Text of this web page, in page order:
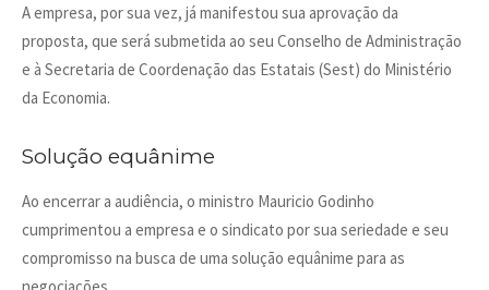
A empresa, por sua vez, já manifestou sua aprovação da
proposta, que será submetida ao seu Conselho de Administração
e à Secretaria de Coordenação das Estatais (Sest) do Ministério
da Economia.
Solução equânime
Ao encerrar a audiência, o ministro Mauricio Godinho
cumprimentou a empresa e o sindicato por sua seriedade e seu
compromisso na busca de uma solução equânime para as